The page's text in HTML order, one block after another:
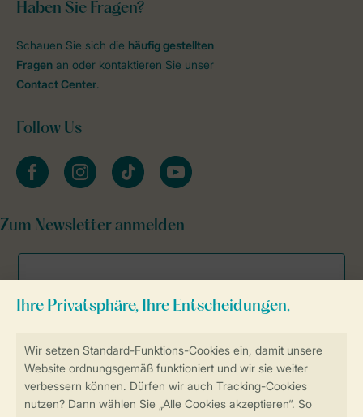
Sicher und schnell zur Online-Buchung
Sichere Datenübertragung
Haben Sie Fragen?
Schauen Sie sich die häufig gestellten
Fragen an oder kontaktieren Sie unser
Contact Center.
Follow Us
facebookinstagramtiktok youtube
Zum Newsletter anmelden